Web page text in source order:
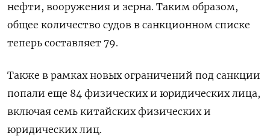
нефти, вооружения и зерна. Таким образом,
общее количество судов в санкционном списке
теперь составляет 79.
Также в рамках новых ограничений под санкции
попали еще 84 физических и юридических лица,
включая семь китайских физических и
юридических лиц.